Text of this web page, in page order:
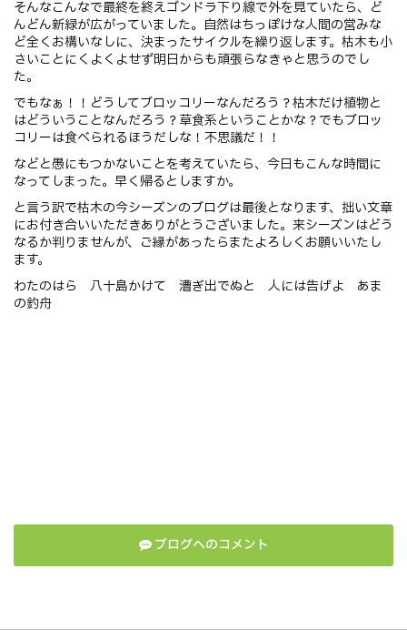
そんなこんなで最終を終えゴンドラ下り線で外を見ていたら、ど
んどん新緑が広がっていました。自然はちっぽけな人間の営みな
ど全くお構いなしに、決まったサイクルを繰り返します。枯木も小
さいことにくよくよせず明日からも頑張らなきゃと思うのでし
た。
でもなぁ！！どうしてブロッコリーなんだろう？枯木だけ植物と
はどういうことなんだろう？草食系ということかな？でもブロッ
コリーは食べられるほうだしな！不思議だ！！
などと愚にもつかないことを考えていたら、今日もこんな時間に
なってしまった。早く帰るとしますか。
と言う訳で枯木の今シーズンのブログは最後となります、拙い文章
にお付き合いいただきありがとうございました。来シーズンはどう
なるか判りませんが、ご縁があったらまたよろしくお願いいたし
ます。
わたのはら 八十島かけて 漕ぎ出でぬと 人には告げよ あま
の釣舟
ブログへのコメント